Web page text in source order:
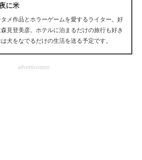
サイト
事例
を支援
に米
メ作品とホラーゲームを愛するライター。好
見登美彦。ホテルに泊まるだけの旅行も好き
犬をなでるだけの生活を送る予定です。
advertisement